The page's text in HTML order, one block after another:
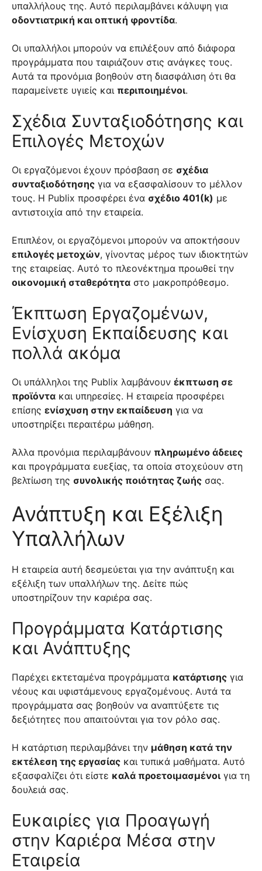
υπαλλήλους της. Αυτό περιλαμβάνει κάλυψη για
οδοντιατρική και οπτική φροντίδα.
Οι υπαλλήλοι μπορούν να επιλέξουν από διάφορα
προγράμματα που ταιριάζουν στις ανάγκες τους.
Αυτά τα προνόμια βοηθούν στη διασφάλιση ότι θα
παραμείνετε υγιείς και περιποιημένοι.
Σχέδια Συνταξιοδότησης και
Επιλογές Μετοχών
Οι εργαζόμενοι έχουν πρόσβαση σε σχέδια
συνταξιοδότησης για να εξασφαλίσουν το μέλλον
τους. Η Publix προσφέρει ένα σχέδιο 401(k) με
αντιστοιχία από την εταιρεία.
Επιπλέον, οι εργαζόμενοι μπορούν να αποκτήσουν
επιλογές μετοχών, γίνοντας μέρος των ιδιοκτητών
της εταιρείας. Αυτό το πλεονέκτημα προωθεί την
οικονομική σταθερότητα στο μακροπρόθεσμο.
Έκπτωση Εργαζομένων,
Ενίσχυση Εκπαίδευσης και
πολλά ακόμα
Οι υπάλληλοι της Publix λαμβάνουν έκπτωση σε
προϊόντα και υπηρεσίες. Η εταιρεία προσφέρει
επίσης ενίσχυση στην εκπαίδευση για να
υποστηρίξει περαιτέρω μάθηση.
Άλλα προνόμια περιλαμβάνουν πληρωμένο άδειες
και προγράμματα ευεξίας, τα οποία στοχεύουν στη
βελτίωση της συνολικής ποιότητας ζωής σας.
Ανάπτυξη και Εξέλιξη
Υπαλλήλων
Η εταιρεία αυτή δεσμεύεται για την ανάπτυξη και
εξέλιξη των υπαλλήλων της. Δείτε πώς
υποστηρίζουν την καριέρα σας.
Προγράμματα Κατάρτισης
και Ανάπτυξης
Παρέχει εκτεταμένα προγράμματα κατάρτισης για
νέους και υφιστάμενους εργαζομένους. Αυτά τα
προγράμματα σας βοηθούν να αναπτύξετε τις
δεξιότητες που απαιτούνται για τον ρόλο σας.
Η κατάρτιση περιλαμβάνει την μάθηση κατά την
εκτέλεση της εργασίας και τυπικά μαθήματα. Αυτό
εξασφαλίζει ότι είστε καλά προετοιμασμένοι για τη
δουλειά σας.
Ευκαιρίες για Προαγωγή
στην Καριέρα Μέσα στην
Εταιρεία